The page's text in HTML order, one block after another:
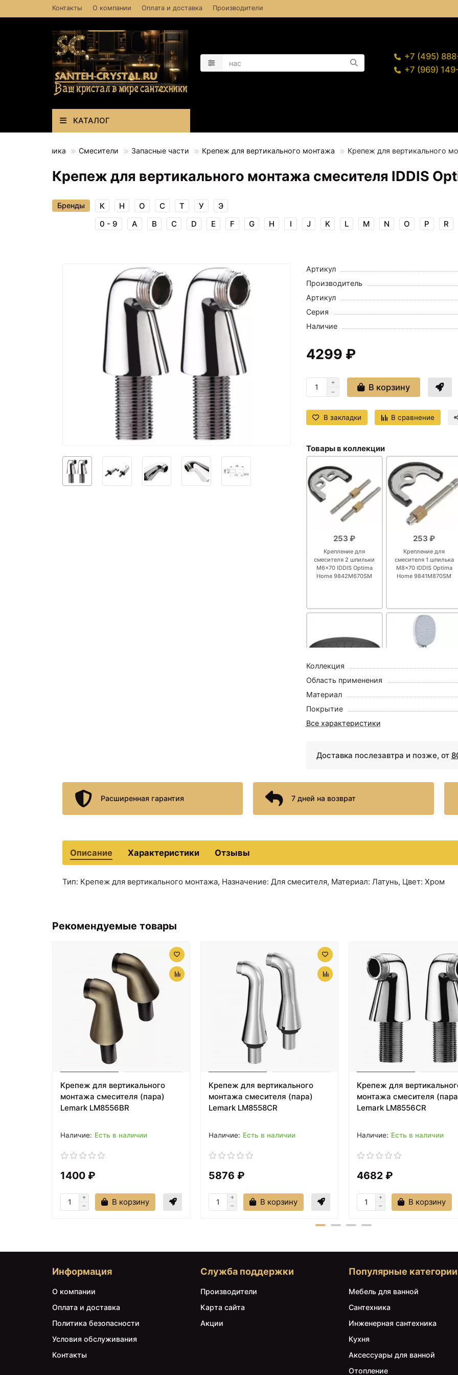
Контакты О компании Оплата и доставка Производители
+7 (495)
+7 (969)
КАТАЛОГ
Сантехника Смесители Запасные части Крепеж для вертикального монтажа Крепеж для вертикального
Крепеж для вертикального монтажа смесителя IDDIS
Бренды
0 - 9 A B C D E F G H I J K L M N O P R
К Н О С Т У Э
Артикул
Производитель
Артикул
Серия
Наличие
4299 ₽
В корзину
В закладки В сравнение
Товары в коллекции
253 ₽
Крепление для
смесителя 2 шпильки
M6x70 IDDIS Optima
Home 9842M670SM
253 ₽
Крепление для
смесителя 1 шпилька
M8x70 IDDIS Optima
Home 9841M870SM
700 ₽
Верхний душ Iddis
OPH22BRi64 Черный
890 ₽
Душевой шланг 120 см
A50211 1.2
Душевая лейка 98 мм
OPH1FG9i18
Душевой шланг 120 см
1400 ₽
Душевой шланг 120 см
IDDIS Optima Home
OPH12GLi19
Душевая лейка 120 мм
OPH12CPi18
Душевая лейка 115,8 мм
OPH3F0Ci18
1990 ₽
Home OPH3F0Bi18
1990 ₽
Коллекция
Область применения
Материал
Покрытие
Все характеристики
Доставка послезавтра и позже, от
Расширенная гарантия 7 дней на возврат
Описание Характеристики Отзывы
Тип: Крепеж для вертикального монтажа, Назначение: Для смесителя, Материал: Латунь, Цвет: Хром
Рекомендуемые товары
Крепеж для вертикального
монтажа смесителя (пара)
Lemark LM8556BR
Есть в наличии
1400 ₽
В корзину
Крепеж для вертикального
монтажа смесителя (пара)
Lemark LM8558CR
Есть в наличии
5876 ₽
В корзину
Крепеж для
монтажа смесителя
Lemark LM8556CR
Есть в наличии
4682 ₽
В корзину
Информация
О компании
Оплата и доставка
Политика безопасности
Условия обслуживания
Контакты
Служба поддержки
Производители
Карта сайта
Акции
Популярные категории
Мебель для ванной
Сантехника
Инженерная сантехника
Кухня
Аксессуары для ванной
Отопление